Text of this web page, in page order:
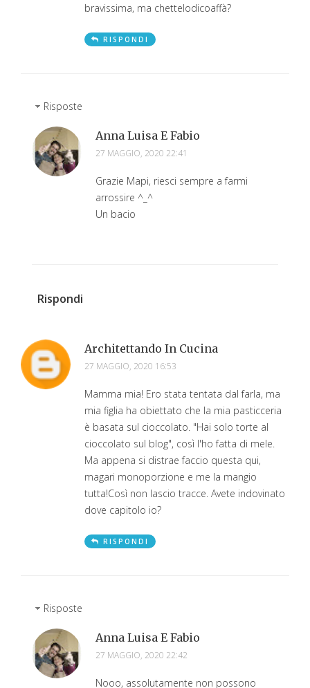
bravissima, ma chettelodicoaffà?
RISPONDI
Risposte
Anna Luisa E Fabio
27 MAGGIO, 2020 22:41
Grazie Mapi, riesci sempre a farmi
arrossire ^_^
Un bacio
Rispondi
Architettando In Cucina
27 MAGGIO, 2020 16:53
Mamma mia! Ero stata tentata dal farla, ma
mia figlia ha obiettato che la mia pasticceria
è basata sul cioccolato. "Hai solo torte al
cioccolato sul blog", così l'ho fatta di mele.
Ma appena si distrae faccio questa qui,
magari monoporzione e me la mangio
tutta!Così non lascio tracce. Avete indovinato
dove capitolo io?
RISPONDI
Risposte
Anna Luisa E Fabio
27 MAGGIO, 2020 22:42
Nooo, assolutamente non possono